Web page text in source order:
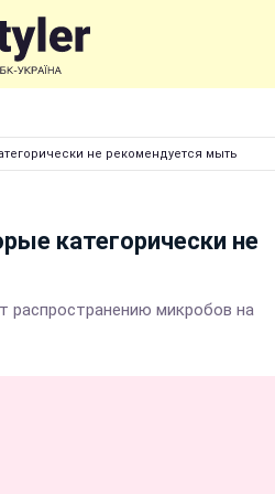
не рекомендуется мыть
категорически не
распространению микробов на